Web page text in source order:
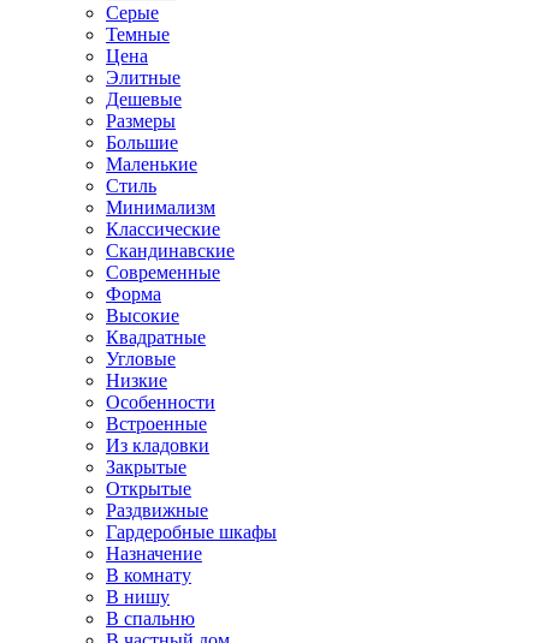
Серые
Темные
Цена
Элитные
Дешевые
Размеры
Большие
Маленькие
Стиль
Минимализм
Классические
Скандинавские
Современные
Форма
Высокие
Квадратные
Угловые
Низкие
Особенности
Встроенные
Из кладовки
Закрытые
Открытые
Раздвижные
Гардеробные шкафы
Назначение
В комнату
В нишу
В спальню